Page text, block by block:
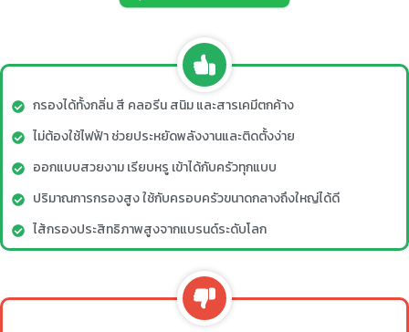
กรองได้ทั้งกลิ่น สี คลอรีน สนิม และสารเคมีตกค้าง
ไม่ต้องใช้ไฟฟ้า ช่วยประหยัดพลังงานและติดตั้งง่าย
ออกแบบสวยงาม เรียบหรู เข้าได้กับครัวทุกแบบ
ปริมาณการกรองสูง ใช้กับครอบครัวขนาดกลางถึงใหญ่ได้ดี
ไส้กรองประสิทธิภาพสูงจากแบรนด์ระดับโลก